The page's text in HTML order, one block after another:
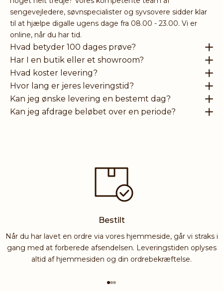
sengevejledere, søvnspecialister og syvsovere sidder klar
til at hjælpe digalle ugens dage fra 08.00 - 23.00. Vi er
online, når du har tid.
Hvad betyder 100 dages prøve?
Har I en butik eller et showroom?
Hvad koster levering?
Hvor lang er jeres leveringstid?
Kan jeg ønske levering en bestemt dag?
Kan jeg afdrage beløbet over en periode?
Bestilt
Når du har lavet en ordre via vores hjemmeside, går vi straks i
gang med at forberede afsendelsen. Leveringstiden oplyses
altid af hjemmesiden og din ordrebekræftelse.
Gå til element 1
Gå til element 2
Gå til element 3